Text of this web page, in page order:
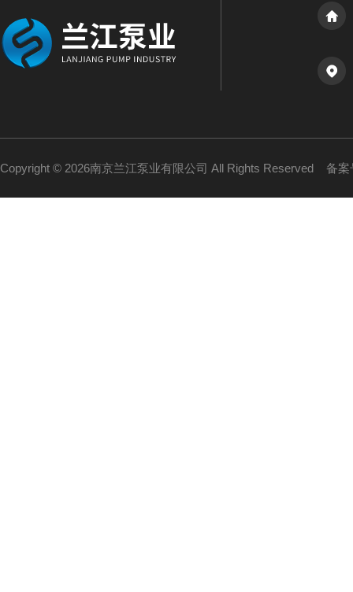
Copyright © 2026南京兰江泵业有限公司 All Rights Reserved 备案